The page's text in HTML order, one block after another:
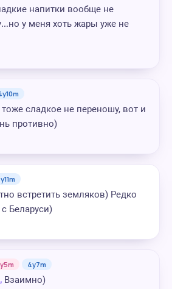
напитки вообще не
у меня хоть жары уже не
сладкое не переношу, вот и
противно)
встретить земляков) Редко
Беларуси)
4y7m
Взаимно)